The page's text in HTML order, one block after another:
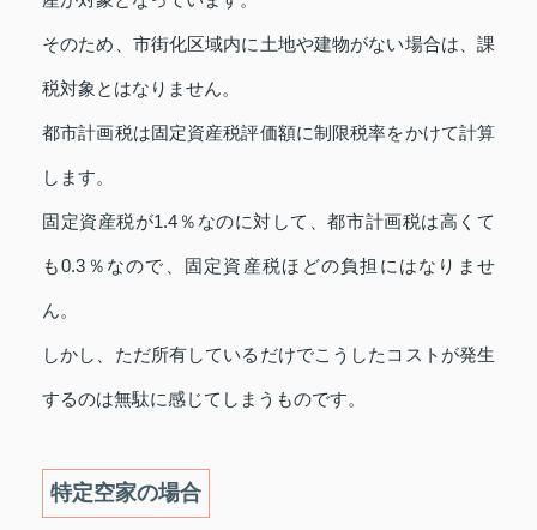
そのため、市街化区域内に土地や建物がない場合は、課
税対象とはなりません。
都市計画税は固定資産税評価額に制限税率をかけて計算
します。
固定資産税が1.4％なのに対して、都市計画税は高くて
も0.3％なので、固定資産税ほどの負担にはなりませ
ん。
しかし、ただ所有しているだけでこうしたコストが発生
するのは無駄に感じてしまうものです。
特定空家の場合